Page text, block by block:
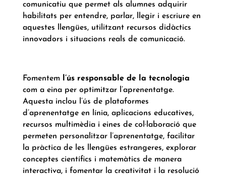
comunicatiu que permet als alumnes adquirir
habilitats per entendre, parlar, llegir i escriure en
aquestes llengües, utilitzant recursos didàctics
innovadors i situacions reals de comunicació.
Fomentem l’ús responsable de la tecnologia
com a eina per optimitzar l’aprenentatge.
Aquesta inclou l’ús de plataformes
d’aprenentatge en línia, aplicacions educatives,
recursos multimèdia i eines de col·laboració que
permeten personalitzar l’aprenentatge, facilitar
la pràctica de les llengües estrangeres, explorar
conceptes científics i matemàtics de manera
interactiva, i fomentar la creativitat i la resolució